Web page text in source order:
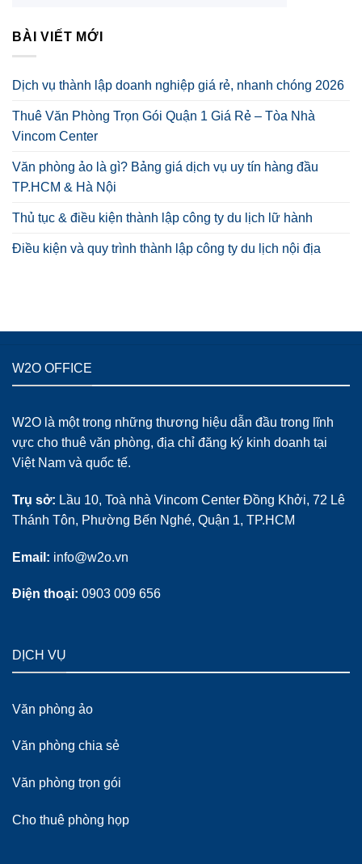
BÀI VIẾT MỚI
Dịch vụ thành lập doanh nghiệp giá rẻ, nhanh chóng 2026
Thuê Văn Phòng Trọn Gói Quận 1 Giá Rẻ – Tòa Nhà
Vincom Center
Văn phòng ảo là gì? Bảng giá dịch vụ uy tín hàng đầu
TP.HCM & Hà Nội
Thủ tục & điều kiện thành lập công ty du lịch lữ hành
Điều kiện và quy trình thành lập công ty du lịch nội địa
W2O OFFICE
W2O là một trong những thương hiệu dẫn đầu trong lĩnh
vực cho thuê văn phòng, địa chỉ đăng ký kinh doanh tại
Việt Nam và quốc tế.
Trụ sở: Lầu 10, Toà nhà Vincom Center Đồng Khởi, 72 Lê
Thánh Tôn, Phường Bến Nghé, Quận 1, TP.HCM
Email: info@w2o.vn
Điện thoại: 0903 009 656
DỊCH VỤ
Văn phòng ảo
Văn phòng chia sẻ
Văn phòng trọn gói
Cho thuê phòng họp